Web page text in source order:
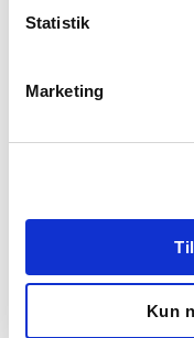
Statistik
Marketing
Kun
FAG
Flergangsbog
9788723569226